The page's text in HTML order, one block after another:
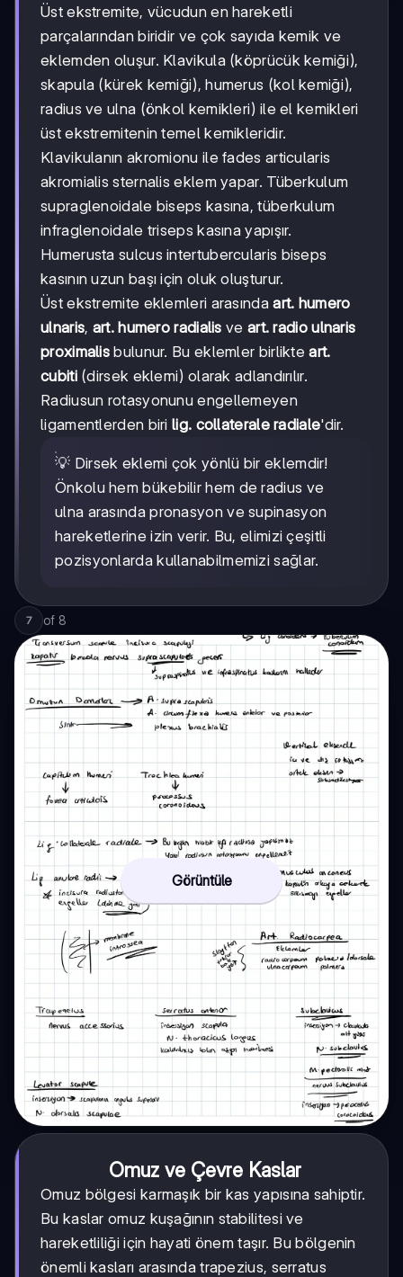
Üst ekstremite, vücudun en hareketli
parçalarından biridir ve çok sayıda kemik ve
eklemden oluşur. Klavikula (köprücük kemiği),
skapula (kürek kemiği), humerus (kol kemiği),
radius ve ulna (önkol kemikleri) ile el kemikleri
üst ekstremitenin temel kemikleridir.
Klavikulanın akromionu ile fades articularis
akromialis sternalis eklem yapar. Tüberkulum
supraglenoidale biseps kasına, tüberkulum
infraglenoidale triseps kasına yapışır.
Humerusta sulcus intertubercularis biseps
kasının uzun başı için oluk oluşturur.
Üst ekstremite eklemleri arasındaart. humero
ulnaris, art. humero radialis ve art. radio ulnaris
proximalis bulunur. Bu eklemler birlikteart.
cubiti(dirsek eklemi) olarak adlandırılır.
Radiusun rotasyonunu engellemeyen
ligamentlerden birilig. collaterale radiale'dir.
💡 Dirsek eklemi çok yönlü bir eklemdir!
Önkolu hem bükebilir hem de radius ve
ulna arasında pronasyon ve supinasyon
hareketlerine izin verir. Bu, elimizi çeşitli
pozisyonlarda kullanabilmemizi sağlar.
7 of 8
Görüntüle
Omuz ve Çevre Kaslar
Omuz bölgesi karmaşık bir kas yapısına sahiptir.
Bu kaslar omuz kuşağının stabilitesi ve
hareketliliği için hayati önem taşır. Bu bölgenin
önemli kasları arasında trapezius, serratus